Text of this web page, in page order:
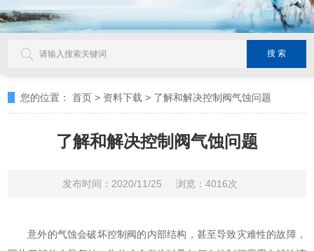
您的位置： 首页 > 资料下载 > 了解和解决控制阀气蚀问题
了解和解决控制阀气蚀问题
发布时间：2020/11/25 浏览：4016次
意外的气蚀会破坏控制阀的内部结构，甚至导致灾难性的故障，